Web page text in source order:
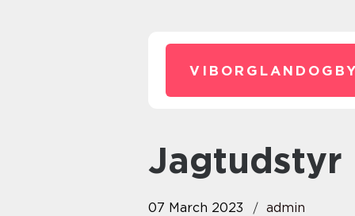
jagtudstyr
07 March 2023 admin